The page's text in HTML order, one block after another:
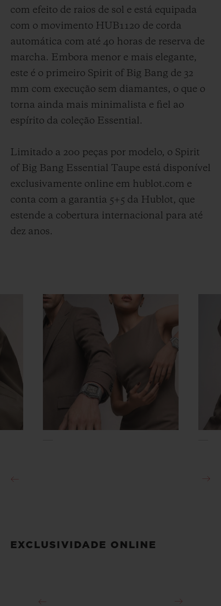
com efeito de raios de sol e está equipada
com o movimento HUB1120 de corda
automática com até 40 horas de reserva de
marcha. Embora menor e mais elegante,
este é o primeiro Spirit of Big Bang de 32
mm com execução sem diamantes, o que o
torna ainda mais minimalista e fiel ao
espírito da coleção Essential.
Limitado a 200 peças por modelo, o Spirit
of Big Bang Essential Taupe está disponível
exclusivamente online em hublot.com e
conta com a garantia 5+5 da Hublot, que
estende a cobertura internacional para até
dez anos.
EXCLUSIVIDADE ONLINE